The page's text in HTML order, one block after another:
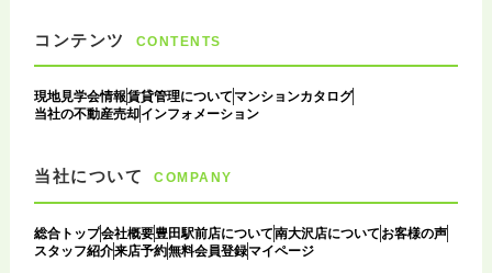
コンテンツ CONTENTS
現地見学会情報賃貸管理について マンションカタログ
当社の不動産売却インフォメーション
当社について COMPANY
総合トップ会社概要豊田駅前店について南大沢店について お客様の声
スタッフ紹介来店予約無料会員登録マイページ